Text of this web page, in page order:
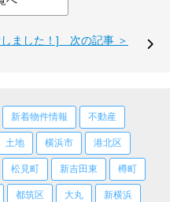
ました！] 次の記事 ＞
新着物件情報 不動産
土地 横浜市 港北区
松見町 新吉田東 樽町
都筑区 大丸 新横浜